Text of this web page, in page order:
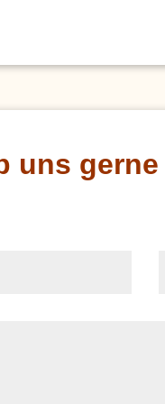
uns